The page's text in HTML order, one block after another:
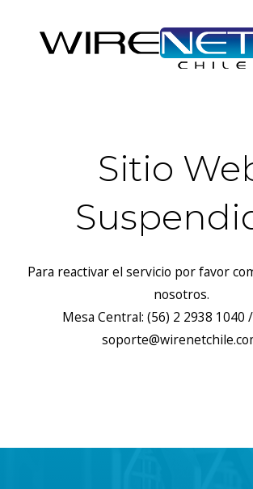
Sitio
Para reactivar el servicio por favor
nosotros.
Mesa Central: (56) 2 2938 1040